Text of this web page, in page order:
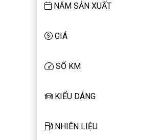
NĂM SẢN XUẤT
GIÁ
SỐ KM
KIỂU DÁNG
NHIÊN LIỆU